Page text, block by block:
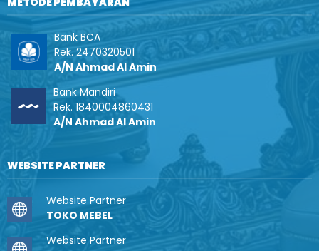
Bank BCA
Rek. 2470320501
A/N Ahmad Al Amin
Bank Mandiri
Rek. 1840004860431
A/N Ahmad Al Amin
WEBSITE PARTNER
Website Partner
TOKO MEBEL
Website Partner